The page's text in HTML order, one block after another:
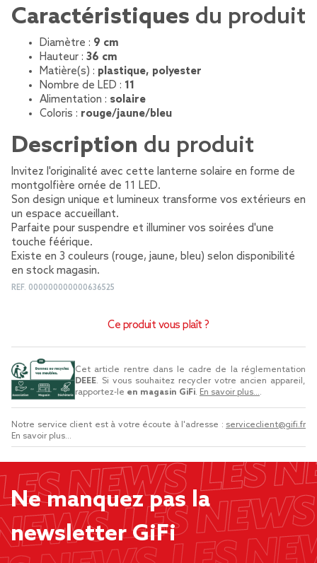
Caractéristiques du produit
Diamètre : 9 cm
Hauteur : 36 cm
Matière(s) : plastique, polyester
Nombre de LED : 11
Alimentation : solaire
Coloris : rouge/jaune/bleu
Description du produit
Invitez l'originalité avec cette lanterne solaire en forme de
montgolfière ornée de 11 LED.
Son design unique et lumineux transforme vos extérieurs en
un espace accueillant.
Parfaite pour suspendre et illuminer vos soirées d'une
touche féérique.
Existe en 3 couleurs (rouge, jaune, bleu) selon disponibilité
en stock magasin.
REF. 000000000000636525
Ce produit vous plaît ?
Cet article rentre dans le cadre de la réglementation
DEEE. Si vous souhaitez recycler votre ancien appareil,
rapportez-le en magasin GiFi. En savoir plus....
Notre service client est à votre écoute à l'adresse : serviceclient@gifi.fr
En savoir plus...
Ne manquez pas la
newsletter GiFi